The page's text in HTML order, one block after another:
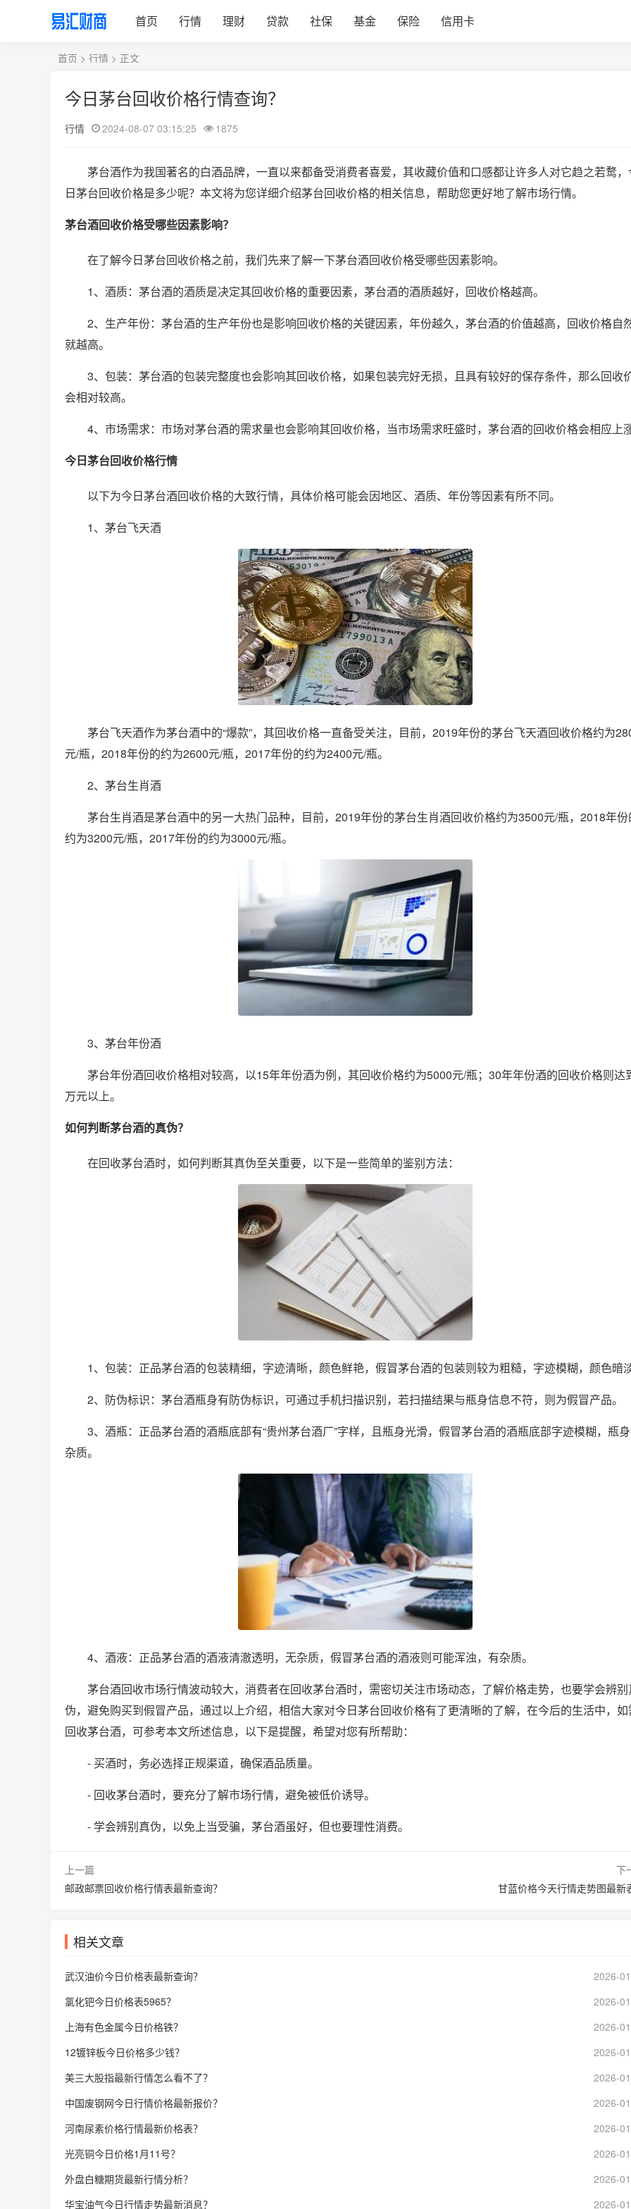
首页 行情 理财 贷款 社保 基金 保险 信用卡
首页 > 行情 > 正文
今日茅台回收价格行情查询？
行情 2024-08-07 03:15:25 1875
茅台酒作为我国著名的白酒品牌，一直以来都备受消费者喜爱，其收藏价值和口感都让许多人对它趋之若鹜，
日茅台回收价格是多少呢？本文将为您详细介绍茅台回收价格的相关信息，帮助您更好地了解市场行情。
茅台酒回收价格受哪些因素影响？
在了解今日茅台回收价格之前，我们先来了解一下茅台酒回收价格受哪些因素影响。
1、酒质：茅台酒的酒质是决定其回收价格的重要因素，茅台酒的酒质越好，回收价格越高。
2、生产年份：茅台酒的生产年份也是影响回收价格的关键因素，年份越久，茅台酒的价值越高，回收价格自
就越高。
3、包装：茅台酒的包装完整度也会影响其回收价格，如果包装完好无损，且具有较好的保存条件，那么回收
会相对较高。
4、市场需求：市场对茅台酒的需求量也会影响其回收价格，当市场需求旺盛时，茅台酒的回收价格会相应上
今日茅台回收价格行情
以下为今日茅台酒回收价格的大致行情，具体价格可能会因地区、酒质、年份等因素有所不同。
1、茅台飞天酒
茅台飞天酒作为茅台酒中的“爆款”，其回收价格一直备受关注，目前，2019年份的茅台飞天酒回收价格约为
元/瓶，2018年份的约为2600元/瓶，2017年份的约为2400元/瓶。
2、茅台生肖酒
茅台生肖酒是茅台酒中的另一大热门品种，目前，2019年份的茅台生肖酒回收价格约为3500元/瓶，2018年份
约为3200元/瓶，2017年份的约为3000元/瓶。
3、茅台年份酒
茅台年份酒回收价格相对较高，以15年年份酒为例，其回收价格约为5000元/瓶；30年年份酒的回收价格则达
万元以上。
如何判断茅台酒的真伪？
在回收茅台酒时，如何判断其真伪至关重要，以下是一些简单的鉴别方法：
1、包装：正品茅台酒的包装精细，字迹清晰，颜色鲜艳，假冒茅台酒的包装则较为粗糙，字迹模糊，颜色暗
2、防伪标识：茅台酒瓶身有防伪标识，可通过手机扫描识别，若扫描结果与瓶身信息不符，则为假冒产品。
3、酒瓶：正品茅台酒的酒瓶底部有“贵州茅台酒厂”字样，且瓶身光滑，假冒茅台酒的酒瓶底部字迹模糊，瓶
杂质。
4、酒液：正品茅台酒的酒液清澈透明，无杂质，假冒茅台酒的酒液则可能浑浊，有杂质。
茅台酒回收市场行情波动较大，消费者在回收茅台酒时，需密切关注市场动态，了解价格走势，也要学会辨别
伪，避免购买到假冒产品，通过以上介绍，相信大家对今日茅台回收价格有了更清晰的了解，在今后的生活中，如
回收茅台酒，可参考本文所述信息，以下是提醒，希望对您有所帮助：
- 买酒时，务必选择正规渠道，确保酒品质量。
- 回收茅台酒时，要充分了解市场行情，避免被低价诱导。
- 学会辨别真伪，以免上当受骗，茅台酒虽好，但也要理性消费。
上一篇
邮政邮票回收价格行情表最新查询？
下
甘蓝价格今天行情走势图最新
相关文章
武汉油价今日价格表最新查询？
2026-
氯化钯今日价格表5965？
2026-
上海有色金属今日价格铁？
2026-
12镀锌板今日价格多少钱？
2026-
美三大股指最新行情怎么看不了？
2026-
中国废钢网今日行情价格最新报价？
2026-
河南尿素价格行情最新价格表？
2026-
光亮铜今日价格1月11号？
2026-
外盘白糖期货最新行情分析？
2026-
华宝油气今日行情走势最新消息？
2026-